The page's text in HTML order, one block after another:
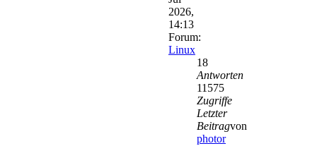
2026,
14:13
Forum:
Linux
18
Antworten
11575
Zugriffe
Letzter
Beitragvon
photor